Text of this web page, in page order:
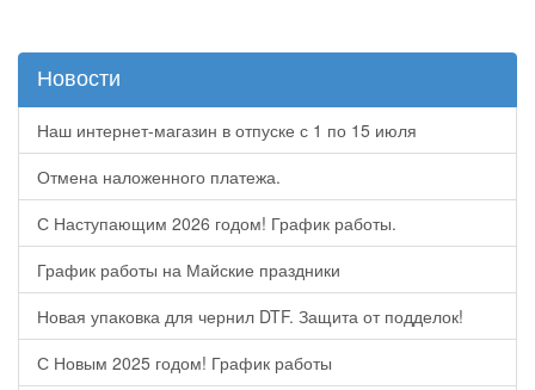
Новости
Наш интернет-магазин в отпуске с 1 по 15 июля
Отмена наложенного платежа.
С Наступающим 2026 годом! График работы.
График работы на Майские праздники
Новая упаковка для чернил DTF. Защита от подделок!
С Новым 2025 годом! График работы